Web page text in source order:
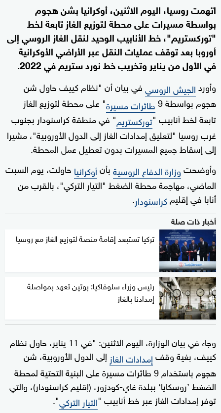
اتهمت روسيا، اليوم الاثنين، أوكرانيا بشن هجوم
بواسطة مسيرات على محطة لتوزيع الغاز تابعة لخط
"توركستريم"، خط الأنابيب الوحيد لنقل الغاز الروسي إلى
أوروبا بعد توقف عمليات النقل عبر الأراضي الأوكرانية
في الأول من يناير وتخريب خط نورد ستريم في 2022.
وأوردالجيش الروسيفي بيان أن "نظام كييف حاول شن
هجوم بواسطة 9
طائرات مسيرة" على محطة لتوزيع الغاز
تابعة لخط أنابيب "توركستريم" في منطقة كراسنودار بجنوب
غرب روسيا "لتعليق إمدادات الغاز إلى الدول الأوروبية"، مشيرا
إلى إسقاط جميع المسيرات بدون تعطيل عمل المحطة.
وأوضحتوزارة الدفاع الروسيةبأنأوكرانيا حاولت، يوم السبت
الماضي، مهاجمة محطة الضغط "التيار التركي"، بالقرب من
أنابا في إقليمكراسنودار.
أخبار ذات صلة
تركيا تستبعد إقامة منصة لتوزيع الغاز مع روسيا
رئيس وزراء سلوفاكيا: بوتين تعهد بمواصلة
إمدادنا بالغاز
وجاء في بيان الوزارة، اليوم الاثنين: "في 11 يناير، حاول نظام
كييف، بغية وقفإمدادات الغاز إلى الدول الأوروبية، شن
هجوم باستخدام 9 طائرات مسيرة على البنية التحتية لمحطة
الضغط ’روسكايا‘ ببلدة غاي-كودزور، (إقليم كراسنودار)، والتي
توفر إمدادات الغاز عبر خط أنابيب "التيار التركي".